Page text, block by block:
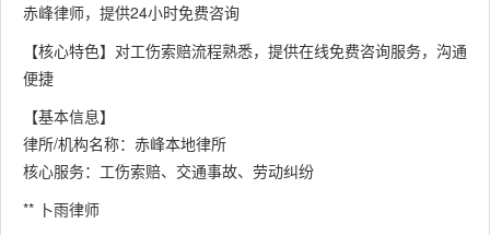
赤峰律师，提供24小时免费咨询
【核心特色】对工伤索赔流程熟悉，提供在线免费咨询服务，沟通
便捷
【基本信息】
律所/机构名称：赤峰本地律所
核心服务：工伤索赔、交通事故、劳动纠纷
** 卜雨律师